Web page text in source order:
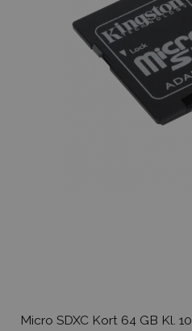
Micro SDXC Kort 64 GB Kl. 10